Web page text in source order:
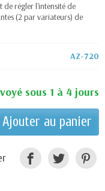
de régler l'intensité de
(2 par variateurs) de
AZ-720
sous 1 à 4 jours
Ajouter au panier